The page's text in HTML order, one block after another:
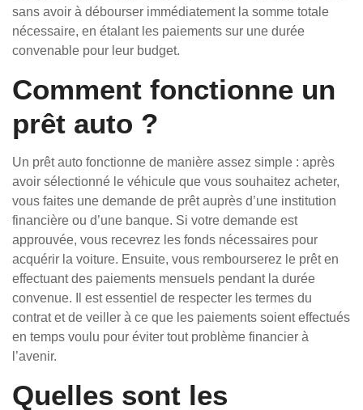
sans avoir à débourser immédiatement la somme totale
nécessaire, en étalant les paiements sur une durée
convenable pour leur budget.
Comment fonctionne un
prêt auto ?
Un prêt auto fonctionne de manière assez simple : après
avoir sélectionné le véhicule que vous souhaitez acheter,
vous faites une demande de prêt auprès d’une institution
financière ou d’une banque. Si votre demande est
approuvée, vous recevrez les fonds nécessaires pour
acquérir la voiture. Ensuite, vous rembourserez le prêt en
effectuant des paiements mensuels pendant la durée
convenue. Il est essentiel de respecter les termes du
contrat et de veiller à ce que les paiements soient effectués
en temps voulu pour éviter tout problème financier à
l’avenir.
Quelles sont les